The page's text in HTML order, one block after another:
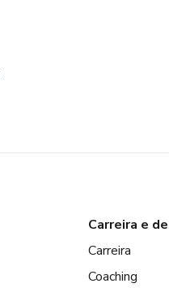
Carreira e
Carreira
Coaching